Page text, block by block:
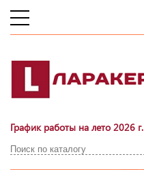
График работы на лето 2026 г.